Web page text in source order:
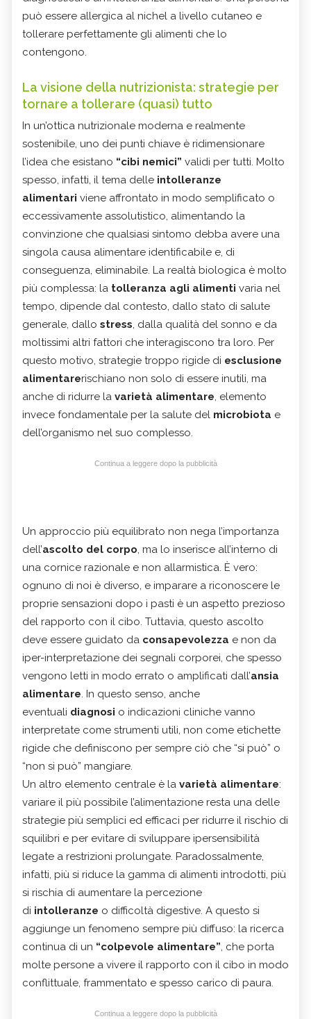
può essere allergica al nichel a livello cutaneo e
tollerare perfettamente gli alimenti che lo
contengono.
La visione della nutrizionista: strategie per
tornare a tollerare (quasi) tutto
In un’ottica nutrizionale moderna e realmente
sostenibile, uno dei punti chiave è ridimensionare
l’idea che esistano “cibi nemici” validi per tutti. Molto
spesso, infatti, il tema delle intolleranze
alimentari viene affrontato in modo semplificato o
eccessivamente assolutistico, alimentando la
convinzione che qualsiasi sintomo debba avere una
singola causa alimentare identificabile e, di
conseguenza, eliminabile. La realtà biologica è molto
più complessa: la tolleranza agli alimenti varia nel
tempo, dipende dal contesto, dallo stato di salute
generale, dallo stress, dalla qualità del sonno e da
moltissimi altri fattori che interagiscono tra loro. Per
questo motivo, strategie troppo rigide di esclusione
alimentarerischiano non solo di essere inutili, ma
anche di ridurre la varietà alimentare, elemento
invece fondamentale per la salute del microbiota e
dell’organismo nel suo complesso.
Continua a leggere dopo la pubblicità
Un approccio più equilibrato non nega l’importanza
dell’ascolto del corpo, ma lo inserisce all’interno di
una cornice razionale e non allarmistica. È vero:
ognuno di noi è diverso, e imparare a riconoscere le
proprie sensazioni dopo i pasti è un aspetto prezioso
del rapporto con il cibo. Tuttavia, questo ascolto
deve essere guidato da consapevolezza e non da
iper-interpretazione dei segnali corporei, che spesso
vengono letti in modo errato o amplificati dall’ansia
alimentare. In questo senso, anche
eventuali diagnosi o indicazioni cliniche vanno
interpretate come strumenti utili, non come etichette
rigide che definiscono per sempre ciò che “si può” o
“non si può” mangiare.
Un altro elemento centrale è la varietà alimentare:
variare il più possibile l’alimentazione resta una delle
strategie più semplici ed efficaci per ridurre il rischio di
squilibri e per evitare di sviluppare ipersensibilità
legate a restrizioni prolungate. Paradossalmente,
infatti, più si riduce la gamma di alimenti introdotti, più
si rischia di aumentare la percezione
di intolleranze o difficoltà digestive. A questo si
aggiunge un fenomeno sempre più diffuso: la ricerca
continua di un “colpevole alimentare”, che porta
molte persone a vivere il rapporto con il cibo in modo
conflittuale, frammentato e spesso carico di paura.
Continua a leggere dopo la pubblicità